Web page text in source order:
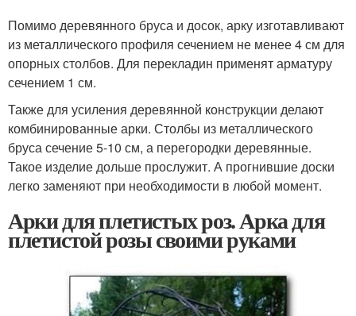
Помимо деревянного бруса и досок, арку изготавливают
из металлического профиля сечением не менее 4 см для
опорных столбов. Для перекладин применят арматуру
сечением 1 см.
Также для усиления деревянной конструкции делают
комбинированные арки. Столбы из металлического
бруса сечение 5-10 см, а перегородки деревянные.
Такое изделие дольше прослужит. А прогнившие доски
легко заменяют при необходимости в любой момент.
Арки для плетистых роз. Арка для
плетистой розы своими руками